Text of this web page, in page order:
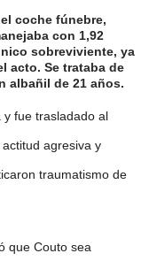
coche fúnebre,
con 1,92
sobreviviente, ya
acto. Se trataba de
albañil de 21 años.
y fue trasladado al
agresiva y
traumatismo de
que Couto sea